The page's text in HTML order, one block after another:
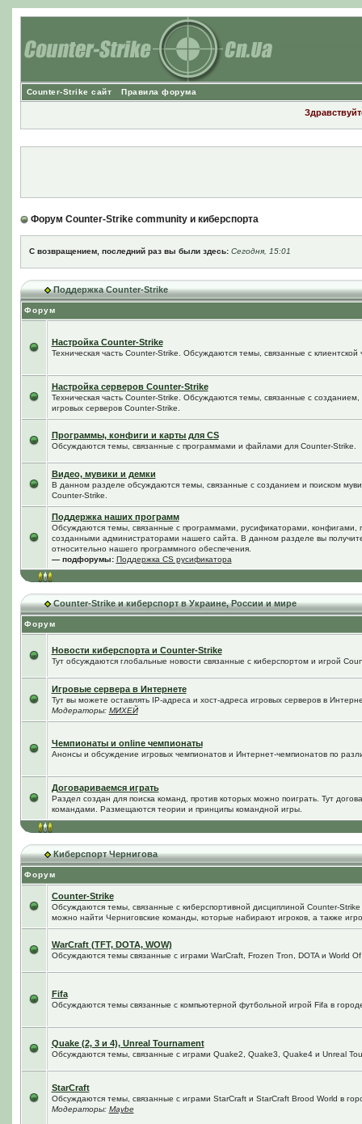
Counter-Strike сайт Правила форума
Форум Counter-Strike community и киберспорта
С возвращением, последний раз вы были здесь: Сегодня, 15:01
Поддержка Counter-Strike
Форум
Настройка Counter-Strike
Техническая часть Counter-Strike. Обсуждаются темы, связанные с клиентской
Настройка серверов Counter-Strike
Техническая часть Counter-Strike. Обсуждаются темы, связанные с
игровых серверов Counter-Strike.
Программы, конфиги и карты для CS
Обсуждаются темы, связанные с программами и файлами для Counter-Strike.
Видео, мувики и демки
В данном разделе обсуждаются темы, связанные с созданием и поиском
Counter-Strike.
Поддержка наших программ
Обсуждаются темы, связанные с программами, русификаторами, конфигами,
созданными администраторами нашего сайта. В данном разделе вы
относительно нашего программного обеспечения.
— подфорумы: Поддержка CS русификатора
Counter-Strike и киберспорт в Украине, России и мире
Форум
Новости киберспорта и Counter-Strike
Тут обсуждаются глобальные новости связанные с киберспортом и игрой
Игровые сервера в Интернете
Тут вы можете оставлять IP-адреса и хост-адреса игровых серверов в
Модераторы: МИХЕЙ
Чемпионаты и online чемпионаты
Анонсы и обсуждение игровых чемпионатов и Интернет-чемпионатов по
Договариваемся играть
Раздел создан для поиска команд, против которых можно поиграть. Тут
командами. Размещаются теории и принципы командной игры.
Киберспорт Чернигова
Форум
Counter-Strike
Обсуждаются темы, связанные с киберспортивной дисциплиной Counter-Strike
можно найти Черниговские команды, которые набирают игроков, а также
WarCraft (TFT, DOTA, WOW)
Обсуждаются темы связанные с играми WarCraft, Frozen Tron, DOTA и World
Fifa
Обсуждаются темы связанные с компьютерной футбольной игрой Fifa в
Quake (2, 3 и 4), Unreal Tournament
Обсуждаются темы, связанные с играми Quake2, Quake3, Quake4 и Unreal
StarCraft
Обсуждаются темы, связанные с играми StarCraft и StarCraft Brood World в
Модераторы: Maybe